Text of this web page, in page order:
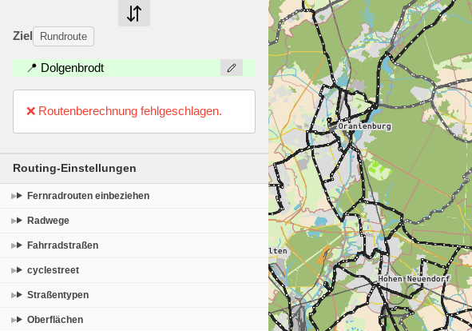
Ziel Rundroute
📍 Dolgenbrodt
❌ Routenberechnung fehlgeschlagen.
Routing-Einstellungen
Fernradrouten einbeziehen
Radwege
Fahrradstraßen
cyclestreet
Straßentypen
Oberflächen